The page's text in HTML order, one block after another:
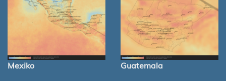
Mexiko Guatemala